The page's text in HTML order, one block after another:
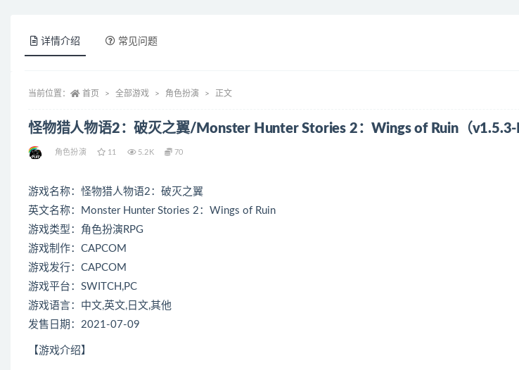
详情介绍 常见问题
当前位置： 首页 全部游戏 角色扮演 正文
怪物猎人物语2：破灭之翼/Monster Hunter Stories 2：Wings of Ruin（v1.5.3-
角色扮演 11 5.2K 70
游戏名称：怪物猎人物语2：破灭之翼
英文名称：Monster Hunter Stories 2：Wings of Ruin
游戏类型：角色扮演RPG
游戏制作：CAPCOM
游戏发行：CAPCOM
游戏平台：SWITCH,PC
游戏语言：中文,英文,日文,其他
发售日期：2021-07-09
【游戏介绍】